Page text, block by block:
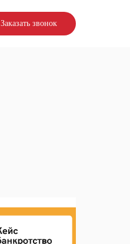
Заказать звонок